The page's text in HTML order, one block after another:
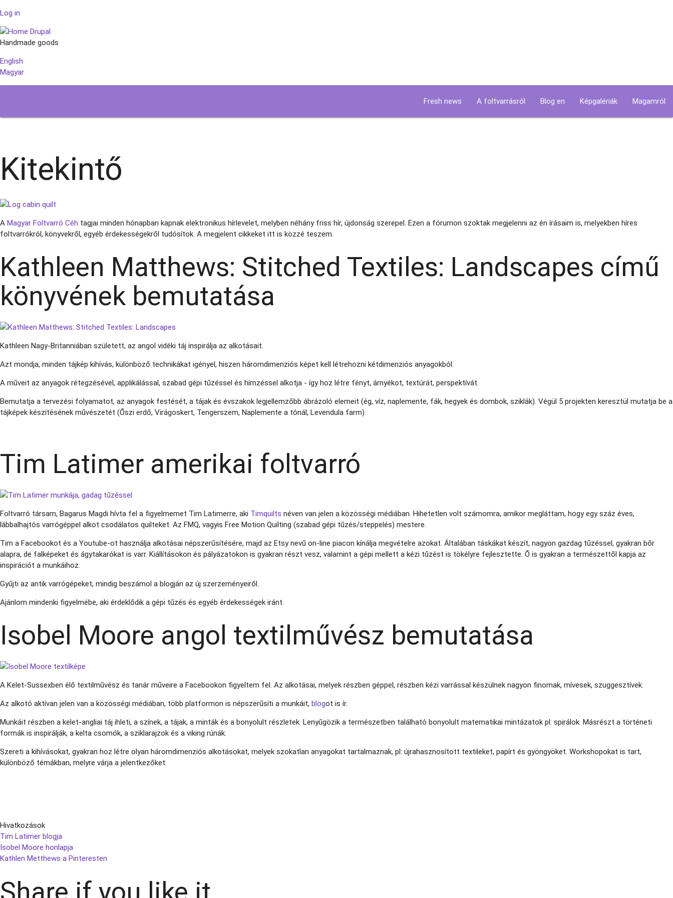
Skip
to
main
content
User
account
menu
Log in
Drupal
Handmade goods
English
Magyar
Main
Fresh news A foltvarrásról Blog en Képgalériák Magamról
Kitekintő
A Magyar Foltvarró Céh tagjai minden hónapban kapnak elektronikus hírlevelet, melyben néhány friss hír, újdonság szerepel. Ezen a fórumon szoktak megjelenni az én írásaim is, melyekben híres
foltvarrókról, könyvekről, egyéb érdekességekről tudósítok. A megjelent cikkeket itt is közzé teszem.
Kathleen Matthews: Stitched Textiles: Landscapes című
könyvének bemutatása
Kathleen Nagy-Britanniában született, az angol vidéki táj inspirálja az alkotásait.
Azt mondja, minden tájkép kihívás, különböző technikákat igényel, hiszen háromdimenziós képet kell létrehozni kétdimenziós anyagokból.
A műveit az anyagok rétegzésével, applikálással, szabad gépi tűzéssel és hímzéssel alkotja - így hoz létre fényt, árnyékot, textúrát, perspektívát.
Bemutatja a tervezési folyamatot, az anyagok festését, a tájak és évszakok legjellemzőbb ábrázoló elemeit (ég, víz, naplemente, fák, hegyek és dombok, sziklák). Végül 5 projekten keresztül mutatja be a
tájképek készítésének művészetét (Őszi erdő, Virágoskert, Tengerszem, Naplemente a tónál, Levendula farm).
Tim Latimer amerikai foltvarró
Foltvarró társam, Bagarus Magdi hívta fel a figyelmemet Tim Latimerre, aki Timquilts néven van jelen a közösségi médiában. Hihetetlen volt számomra, amikor megláttam, hogy egy száz éves,
lábbalhajtós varrógéppel alkot csodálatos quilteket. Az FMQ, vagyis Free Motion Quilting (szabad gépi tűzés/steppelés) mestere.
Tim a Facebookot és a Youtube-ot használja alkotásai népszerűsítésére, majd az Etsy nevű on-line piacon kínálja megvételre azokat. Általában táskákat készít, nagyon gazdag tűzéssel, gyakran bőr
alapra, de falképeket és ágytakarókat is varr. Kiállításokon és pályázatokon is gyakran részt vesz, valamint a gépi mellett a kézi tűzést is tökélyre fejlesztette. Ő is gyakran a természettől kapja az
inspirációt a munkáihoz.
Gyűjti az antik varrógépeket, mindig beszámol a blogján az új szerzeményeiről.
Ajánlom mindenki figyelmébe, aki érdeklődik a gépi tűzés és egyéb érdekességek iránt.
Isobel Moore angol textilművész bemutatása
A Kelet-Sussexben élő textilművész és tanár műveire a Facebookon figyeltem fel. Az alkotásai, melyek részben géppel, részben kézi varrással készülnek nagyon finomak, mívesek, szuggesztívek.
Az alkotó aktívan jelen van a közösségi médiában, több platformon is népszerűsíti a munkáit, blogot is ír.
Munkáit részben a kelet-angliai táj ihleti, a színek, a tájak, a minták és a bonyolult részletek. Lenyűgözik a természetben található bonyolult matematikai mintázatok pl: spirálok. Másrészt a történeti
formák is inspirálják, a kelta csomók, a sziklarajzok és a viking rúnák.
Szereti a kihívásokat, gyakran hoz létre olyan háromdimenziós alkotásokat, melyek szokatlan anyagokat tartalmaznak, pl: újrahasznosított textileket, papírt és gyöngyöket. Workshopokat is tart,
különböző témákban, melyre várja a jelentkezőket.
Hivatkozások
Tim Latimer blogja
Isobel Moore honlapja
Kathlen Metthews a Pinteresten
Share if you like it